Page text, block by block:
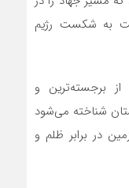
به شکست رژیم
از برجسته‌ترین و
شناخته می‌شود
در برابر ظلم و